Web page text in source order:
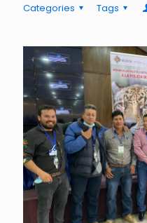
Categories Tags